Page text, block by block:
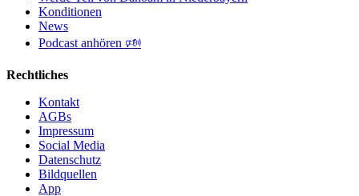
Konditionen
News
Podcast anhören 🕬
Rechtliches
Kontakt
AGBs
Impressum
Social Media
Datenschutz
Bildquellen
App